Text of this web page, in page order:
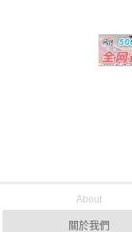
About
關於我們